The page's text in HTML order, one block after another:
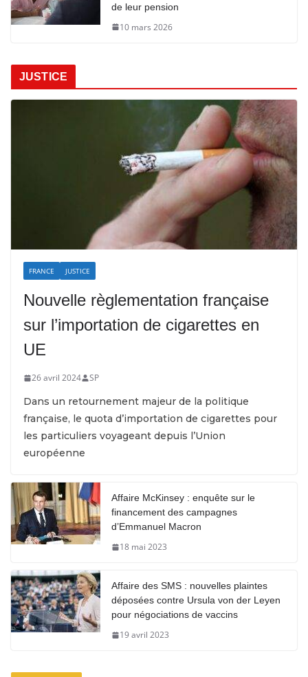
de leur pension
10 mars 2026
JUSTICE
FRANCE JUSTICE
Nouvelle règlementation française
sur l’importation de cigarettes en
UE
26 avril 2024 SP
Dans un retournement majeur de la politique
française, le quota d’importation de cigarettes pour
les particuliers voyageant depuis l’Union
européenne
Affaire McKinsey : enquête sur le
financement des campagnes
d’Emmanuel Macron
18 mai 2023
Affaire des SMS : nouvelles plaintes
déposées contre Ursula von der Leyen
pour négociations de vaccins
19 avril 2023